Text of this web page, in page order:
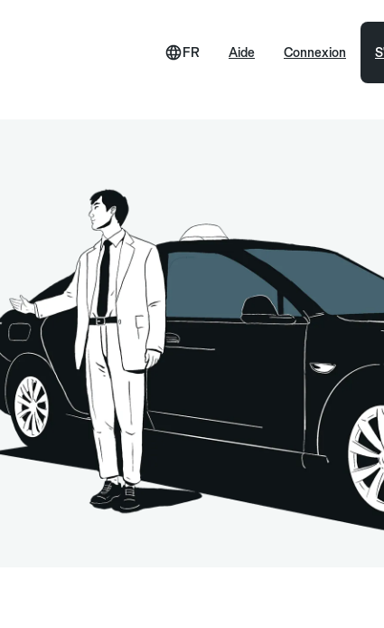
Aide
FR Connexion